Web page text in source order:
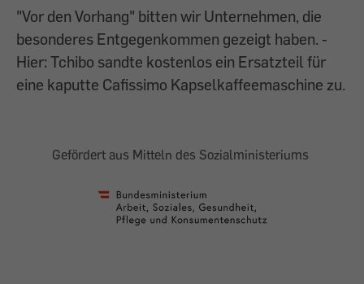
"Vor den Vorhang" bitten wir Unternehmen, die
besonderes Entgegenkommen gezeigt haben. -
Hier: Tchibo sandte kostenlos ein Ersatzteil für
eine kaputte Cafissimo Kapselkaffeemaschine zu.
Gefördert aus Mitteln des Sozialministeriums